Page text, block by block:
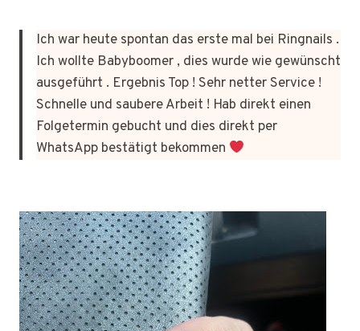
Ich war heute spontan das erste mal bei Ringnails .
Ich wollte Babyboomer , dies wurde wie gewünscht
ausgeführt . Ergebnis Top ! Sehr netter Service !
Schnelle und saubere Arbeit ! Hab direkt einen
Folgetermin gebucht und dies direkt per
WhatsApp bestätigt bekommen